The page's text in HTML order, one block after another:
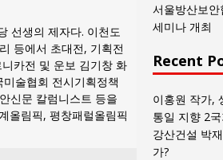
선생의 제자다. 이천도
등에서 초대전, 기획전
카전 및 운보 김기창 화
술협회 전시기획정책
신문 칼럼니스트 등을
올림픽, 평창패럴올림픽
서울방산보안
세미나 개최
Recent
이홍원 작가,
통일 지향 2
강산건설 박
가?